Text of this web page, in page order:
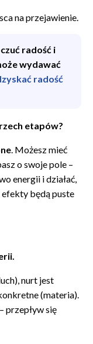
na przejawienie.
radość i
wydawać
radość
etapów?
. Możesz mieć
o swoje pole –
energii i działać,
efekty będą puste
nurt jest
(materia).
przepływ się